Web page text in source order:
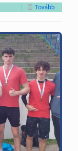
Tovább